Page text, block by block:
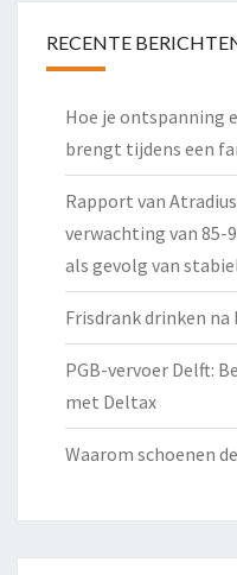
RECENTE
Hoe je ontspanning
brengt tijdens een
Rapport van
verwachting van 85-
als gevolg van
Frisdrank drinken
PGB-vervoer Delft:
met Deltax
Waarom schoenen